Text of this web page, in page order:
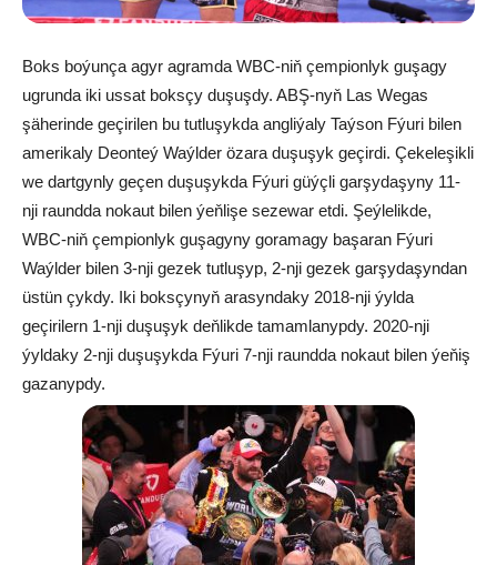
Boks boýunça agyr agramda WBC-niň çempionlyk guşagy
ugrunda iki ussat boksçy duşuşdy. ABŞ-nyň Las Wegas
şäherinde geçirilen bu tutluşykda angliýaly Taýson Fýuri bilen
amerikaly Deonteý Waýlder özara duşuşyk geçirdi. Çekeleşikli
we dartgynly geçen duşuşykda Fýuri güýçli garşydaşyny 11-
nji raundda nokaut bilen ýeňlişe sezewar etdi. Şeýlelikde,
WBC-niň çempionlyk guşagyny goramagy başaran Fýuri
Waýlder bilen 3-nji gezek tutluşyp, 2-nji gezek garşydaşyndan
üstün çykdy. Iki boksçynyň arasyndaky 2018-nji ýylda
geçirilern 1-nji duşuşyk deňlikde tamamlanypdy. 2020-nji
ýyldaky 2-nji duşuşykda Fýuri 7-nji raundda nokaut bilen ýeňiş
gazanypdy.